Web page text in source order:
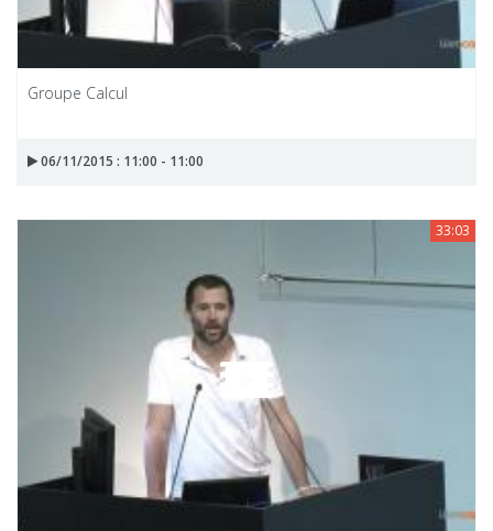
Groupe Calcul
06/11/2015 : 11:00 - 11:00
33:03